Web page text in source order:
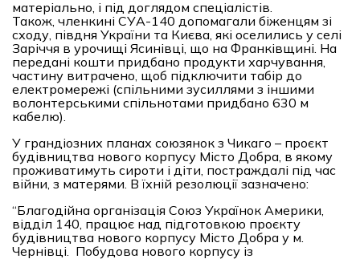
матеріально, і під доглядом спеціалістів.
Також, членкині СУА-140 допомагали біженцям зі
сходу, півдня України та Києва, які оселились у селі
Заріччя в урочищі Ясинівці, що на Франківщині. На
передані кошти придбано продукти харчування,
частину витрачено, щоб підключити табір до
електромережі (спільними зусиллями з іншими
волонтерськими спільнотами придбано 630 м
кабелю).
У грандіозних планах союзянок з Чикаго – проєкт
будівництва нового корпусу Місто Добра, в якому
проживатимуть сироти і діти, постраждалі під час
війни, з матерями. В їхній резолюції зазначено:
“Благодійна організація Союз Українок Америки,
відділ 140, працює над підготовкою проєкту
будівництва нового корпусу Місто Добра у м.
Чернівці. Побудова нового корпусу із